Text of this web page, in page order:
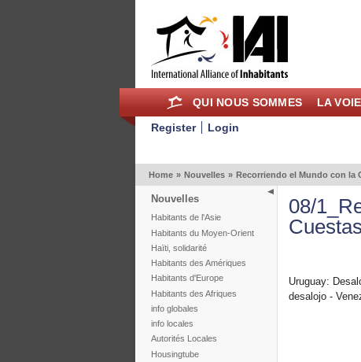
QUI NOUS SOMMES LA
Register
Login
Home » Nouvelles » Recorriendo el Mundo con la
Nouvelles
Habitants de l'Asie
Habitants du Moyen-Orient
Haïti, solidarité
Habitants des Amériques
Habitants d'Europe
Habitants des Afriques
info globales
info locales
Autorités Locales
Housingtube
08/
Uruguay:
desalojo -